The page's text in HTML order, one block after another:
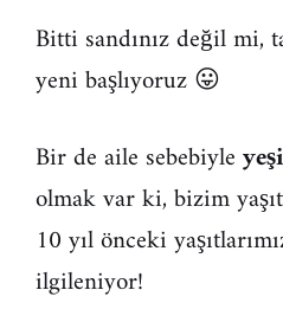
Bitti sandınız değil
yeni başlıyoruz 😛
Bir de aile sebebiyle
olmak var ki, bizim
10 yıl önceki
ilgileniyor!